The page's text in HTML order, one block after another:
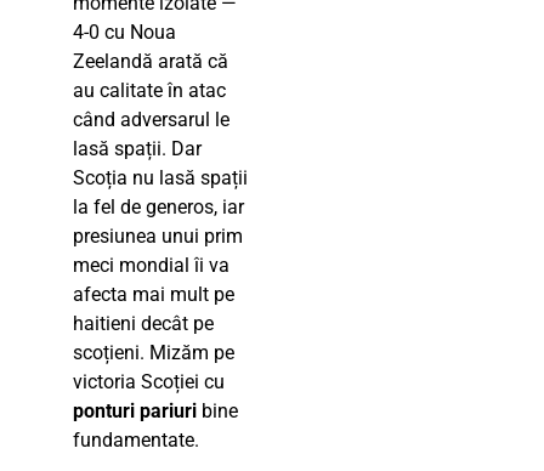
4-0 cu Noua
Zeelandă arată că
au calitate în atac
când adversarul le
lasă spații. Dar
Scoția nu lasă spații
la fel de generos, iar
presiunea unui prim
meci mondial îi va
afecta mai mult pe
haitieni decât pe
scoțieni. Mizăm pe
victoria Scoției cu
ponturi pariuri bine
fundamentate.